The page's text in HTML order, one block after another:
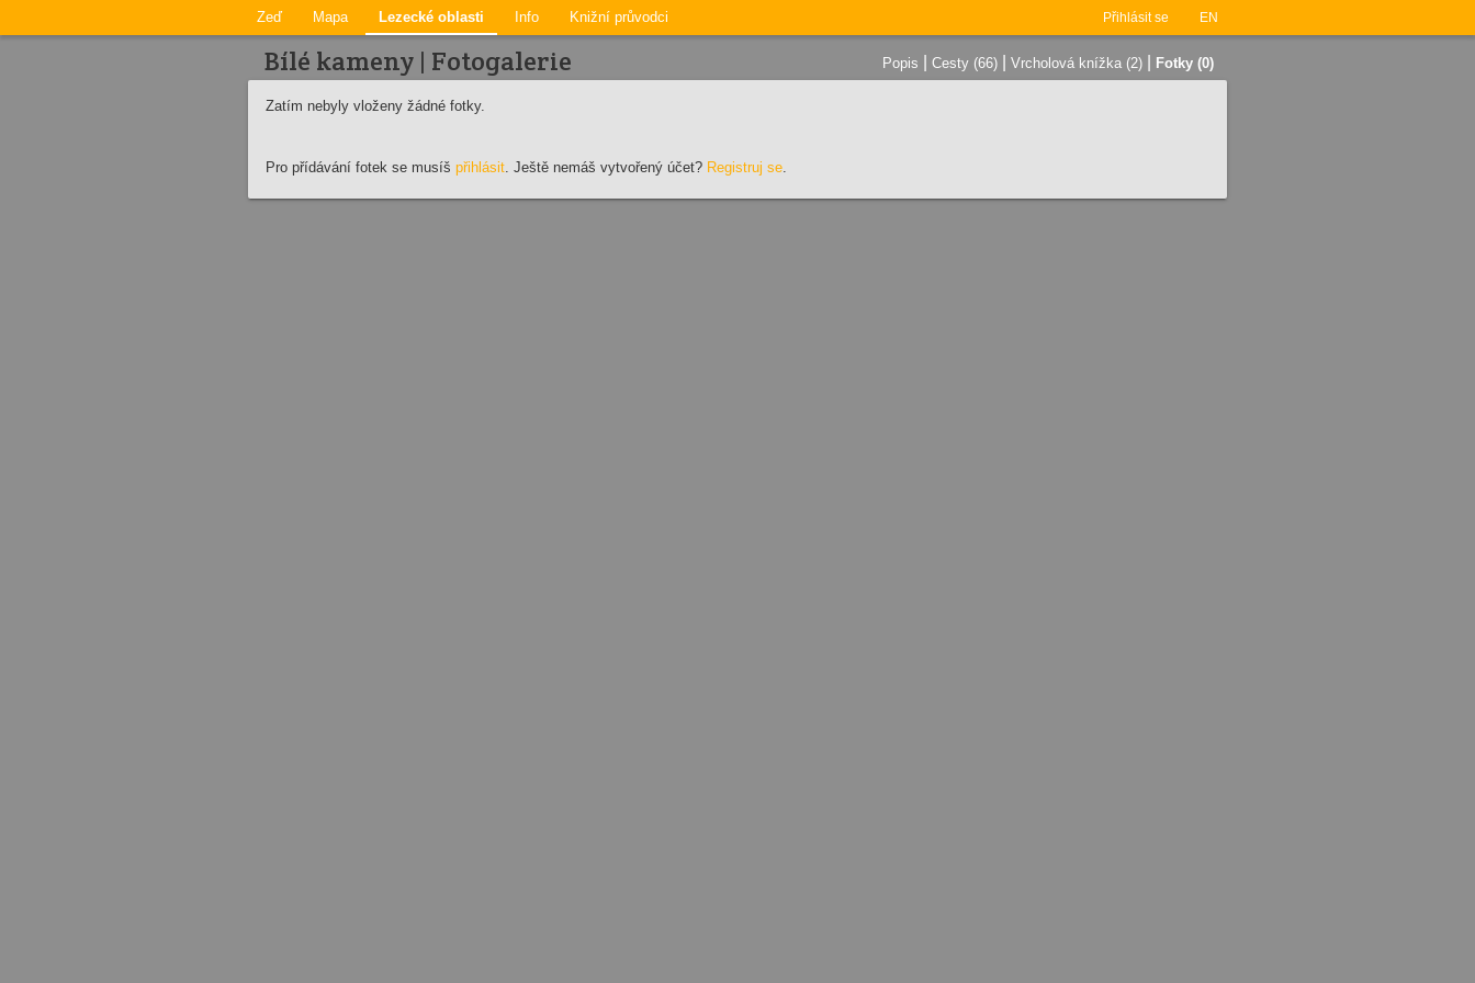
Přihlásit se EN
Zeď Mapa Lezecké oblasti Info Knižní průvodci
Bílé kameny | Fotogalerie Popis Cesty (66) Vrcholová knížka (2) Fotky (0)
Zatím nebyly vloženy žádné fotky.
Pro přídávání fotek se musíš přihlásit . Ještě nemáš vytvořený účet? Registruj se